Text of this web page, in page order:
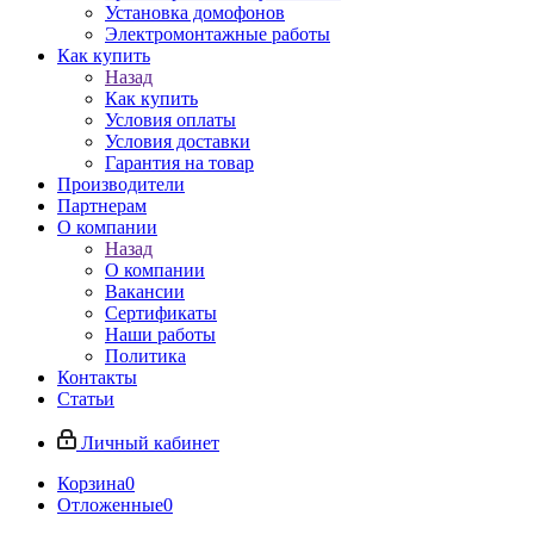
Установка домофонов
Электромонтажные работы
Как купить
Назад
Как купить
Условия оплаты
Условия доставки
Гарантия на товар
Производители
Партнерам
О компании
Назад
О компании
Вакансии
Сертификаты
Наши работы
Политика
Контакты
Статьи
Личный кабинет
Корзина0
Отложенные0